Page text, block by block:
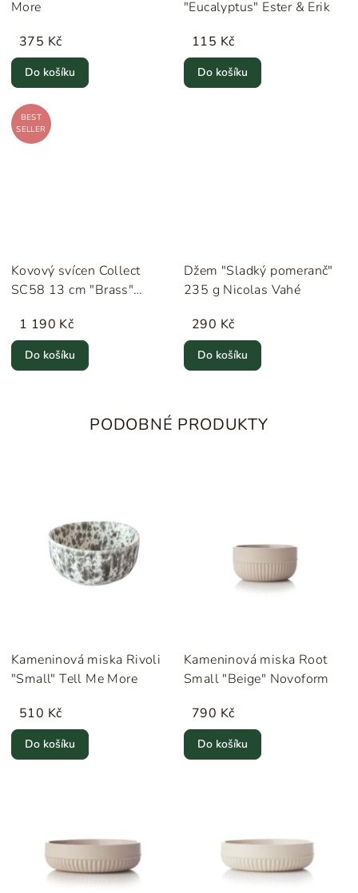
More
375 Kč
Do košíku
"Eucalyptus" Ester & Erik
115 Kč
Do košíku
BEST
SELLER
Kovový svícen Collect
SC58 13 cm "Brass"
1 190 Kč
Do košíku
Džem "Sladký pomeranč"
235 g Nicolas Vahé
290 Kč
Do košíku
PODOBNÉ PRODUKTY
Kameninová miska Rivoli
"Small" Tell Me More
510 Kč
Do košíku
Kameninová miska Root
Small "Beige" Novoform
790 Kč
Do košíku